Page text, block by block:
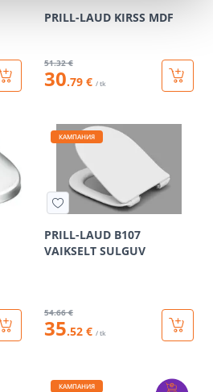
PRILL-LAUD KIRSS MDF
51.32 €
30.79 € / tk
КАМПАНИЯ
PRILL-LAUD B107
VAIKSELT SULGUV
54.66 €
35.52 € / tk
КАМПАНИЯ